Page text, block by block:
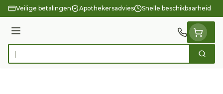
Ga naar de inhoud
Veilige betalingen Apothekersadvies Snelle beschikbaarheid
Menu
Product, merk, categorie... Zoek